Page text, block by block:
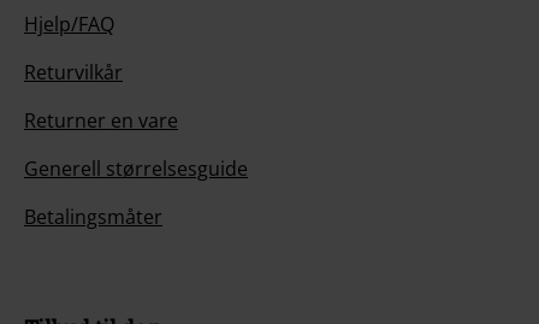
Hjelp/FAQ
Returvilkår
Returner en vare
Generell størrelsesguide
Betalingsmåter